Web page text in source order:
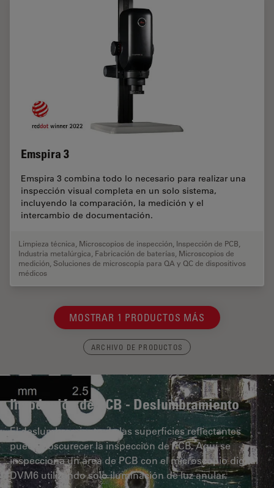
Emspira 3
Emspira 3 combina todo lo necesario para realizar una
inspección visual completa en un solo sistema,
incluyendo la comparación, la medición y el
intercambio de documentación.
Limpieza técnica Microscopios de inspección Inspección de PCB
Industria metalúrgica Fabricación de baterías Microscopios de
medición Soluciones de microscopía para QA y QC de dispositivos
médicos
MOSTRAR 1 PRODUCTOS MÁS
ARCHIVO DE PRODUCTOS
Inspección de PCB - Deslumbramiento
El deslumbramiento de las superficies reflectantes
puede obscurecer la inspección de PCB. Aquí se
inspecciona un área de PCB con el microscopio digital
DVM6 utilizando solo iluminación de luz anular.